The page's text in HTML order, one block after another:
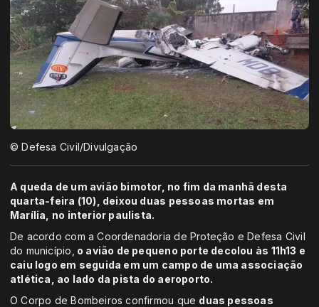
© Defesa Civil/Divulgação
A queda de um avião bimotor, no fim da manhã desta
quarta-feira (10), deixou duas pessoas mortas em
Marília, no interior paulista.
De acordo com a Coordenadoria de Proteção e Defesa Civil
do município, o avião de pequeno porte decolou às 11h13 e
caiu logo em seguida em um campo de uma associação
atlética, ao lado da pista do aeroporto.
O Corpo de Bombeiros confirmou que duas pessoas